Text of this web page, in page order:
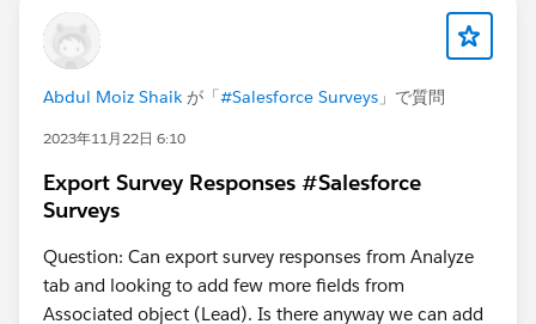
Abdul Moiz Shaik が「#Salesforce Surveys 」で質問
2023年11月22日 6:10
Export Survey Responses #Salesforce
Surveys
Question: Can export survey responses from Analyze
tab and looking to add few more fields from
Associated object (Lead). Is there anyway we can add